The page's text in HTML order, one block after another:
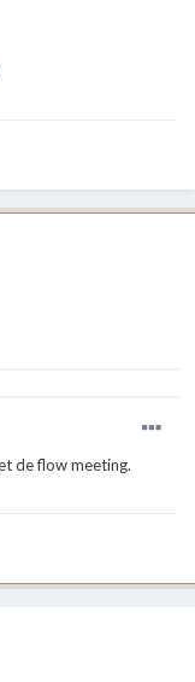
de flow meeting.